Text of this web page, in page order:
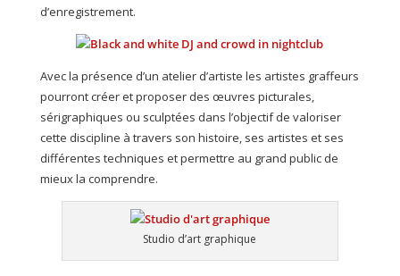
d’enregistrement.
Avec la présence d’un atelier d’artiste les artistes graffeurs
pourront créer et proposer des œuvres picturales,
sérigraphiques ou sculptées dans l’objectif de valoriser
cette discipline à travers son histoire, ses artistes et ses
différentes techniques et permettre au grand public de
mieux la comprendre.
Studio d’art graphique